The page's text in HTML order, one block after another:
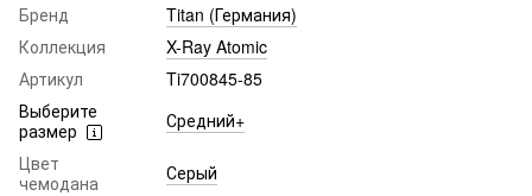
Бренд
Titan (Германия)
Коллекция
X-Ray Atomic
Артикул
Ti700845-85
Выберите
размер
Средний+
Цвет
чемодана
Серый